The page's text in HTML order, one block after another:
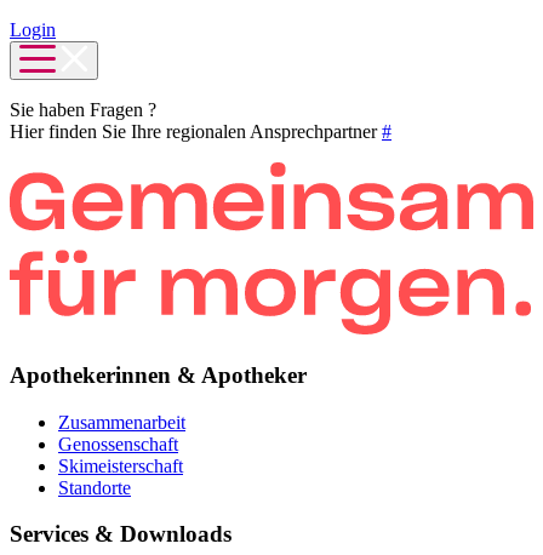
Login
Sie haben Fragen ?
Hier finden Sie Ihre regionalen Ansprechpartner#
Apothekerinnen & Apotheker
Zusammenarbeit
Genossenschaft
Skimeisterschaft
Standorte
Services & Downloads